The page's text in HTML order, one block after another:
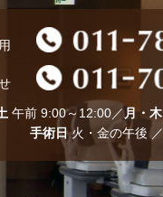
午前 9:00～12:00／月・木
手術日火・金の午後 ／